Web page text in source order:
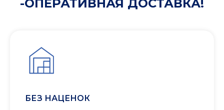
-ОПЕРАТИВНАЯ ДОСТАВКА!
БЕЗ НАЦЕНОК